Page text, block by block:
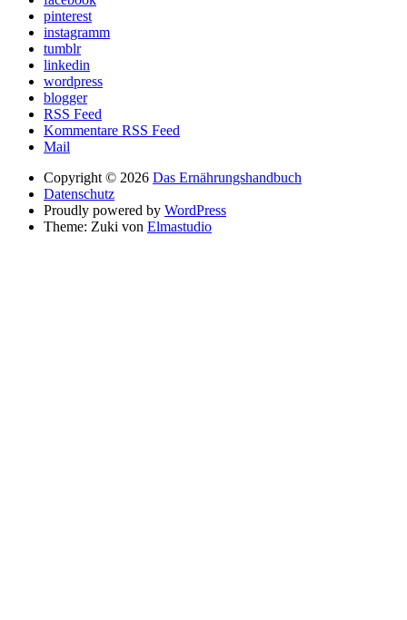
pinterest
instagramm
tumblr
linkedin
wordpress
blogger
RSS Feed
Kommentare RSS Feed
Mail
Copyright © 2026 Das Ernährungshandbuch
Datenschutz
Proudly powered by WordPress
Theme: Zuki von Elmastudio